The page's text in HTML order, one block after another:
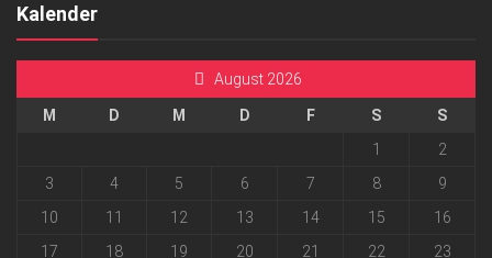
Kalender
August 2026
M D M D F S
S
1
2
3
4 5 6 7 8
9
10
11 12 13 14 15
16
17
18 19 20 21 22
23